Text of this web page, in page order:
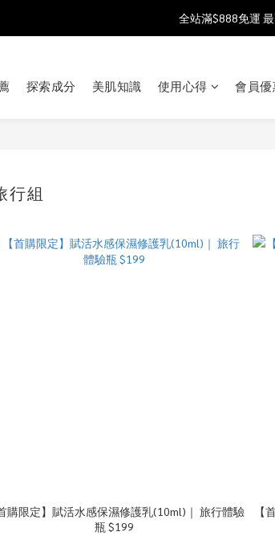
加入會員送$100購物金
全站滿$888免運
加入會員送$100購物
探索成分 美肌知識 使用心得 會員優
行組
購限定】賦活水感保濕修護乳(10ml)｜ 旅行體驗
瓶 $199
【